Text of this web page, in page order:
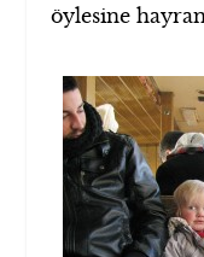
öylesine